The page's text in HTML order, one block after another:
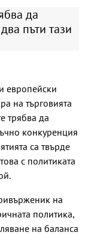
да
пъти тази
европейски
на търговията
трябва да
конкуренция
са твърде
с политиката
на
политика,
на баланса